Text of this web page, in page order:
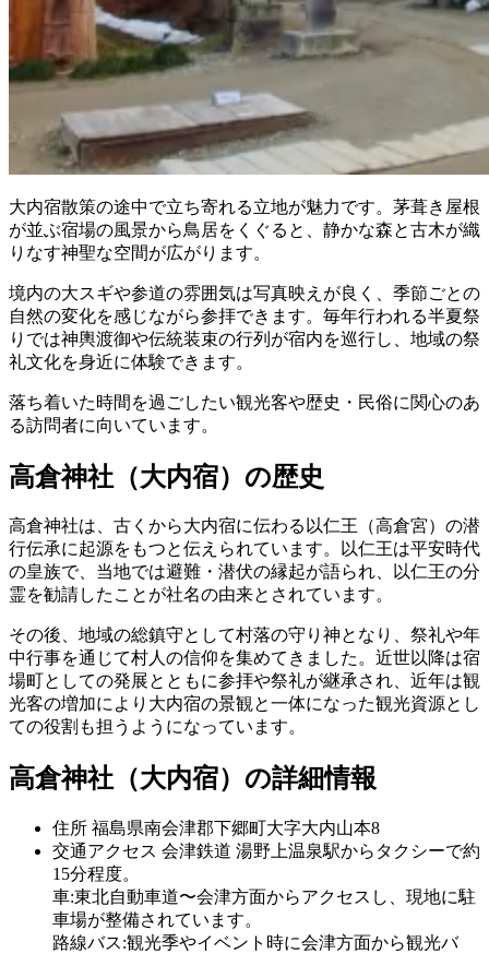
大内宿散策の途中で立ち寄れる立地が魅力です。茅葺き屋根
が並ぶ宿場の風景から鳥居をくぐると、静かな森と古木が織
りなす神聖な空間が広がります。
境内の大スギや参道の雰囲気は写真映えが良く、季節ごとの
自然の変化を感じながら参拝できます。毎年行われる半夏祭
りでは神輿渡御や伝統装束の行列が宿内を巡行し、地域の祭
礼文化を身近に体験できます。
落ち着いた時間を過ごしたい観光客や歴史・民俗に関心のあ
る訪問者に向いています。
高倉神社（大内宿）の歴史
高倉神社は、古くから大内宿に伝わる以仁王（高倉宮）の潜
行伝承に起源をもつと伝えられています。以仁王は平安時代
の皇族で、当地では避難・潜伏の縁起が語られ、以仁王の分
霊を勧請したことが社名の由来とされています。
その後、地域の総鎮守として村落の守り神となり、祭礼や年
中行事を通じて村人の信仰を集めてきました。近世以降は宿
場町としての発展とともに参拝や祭礼が継承され、近年は観
光客の増加により大内宿の景観と一体になった観光資源とし
ての役割も担うようになっています。
高倉神社（大内宿）の詳細情報
住所 福島県南会津郡下郷町大字大内山本8
交通アクセス 会津鉄道 湯野上温泉駅からタクシーで約
15分程度。
車:東北自動車道〜会津方面からアクセスし、現地に駐
車場が整備されています。
路線バス:観光季やイベント時に会津方面から観光バ